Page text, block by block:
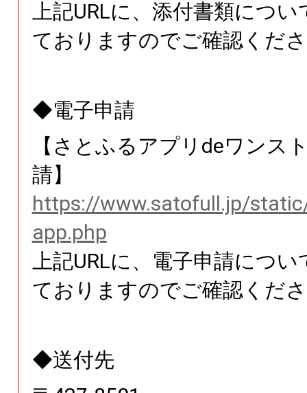
上記URLに、添付書類につい
ておりますのでご確認くだ
◆電子申請
【さとふるアプリdeワンス
請】
https://www.satofull.jp/
app.php
上記URLに、電子申請につい
ておりますのでご確認くだ
◆送付先